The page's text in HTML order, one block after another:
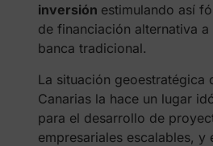
inversión estimulando así
de financiación alternativa a
banca tradicional.
La situación geoestratégica
Canarias la hace un lugar
para el desarrollo de
empresariales escalables, y